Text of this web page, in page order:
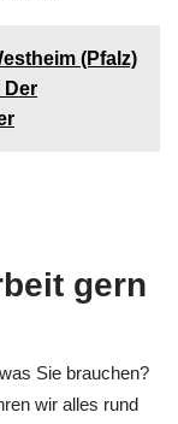
(Pfalz)
gern
Sie brauchen?
wir alles rund